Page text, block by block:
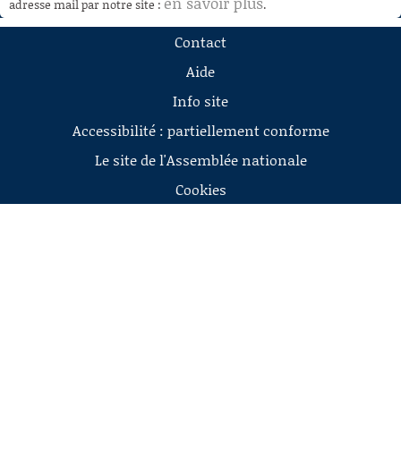
DE VIDÉOS
adresse mail par notre site :
.
Contact
Aide
Info site
Accessibilité : partiellement conforme
Le site de l'Assemblée nationale
Cookies